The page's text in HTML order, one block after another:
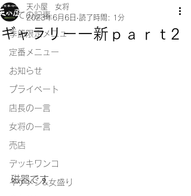
全ての記事
季節限定メニュー
定番メニュー
お知らせ
プライベート
店長の一言
女将の一言
売店
デッキワンコ
イケメン&女盛り
ギャラリー一新ｐａｒｔ2
天小屋 女将
2023年6月6日 読了時間: 1分
磁器です